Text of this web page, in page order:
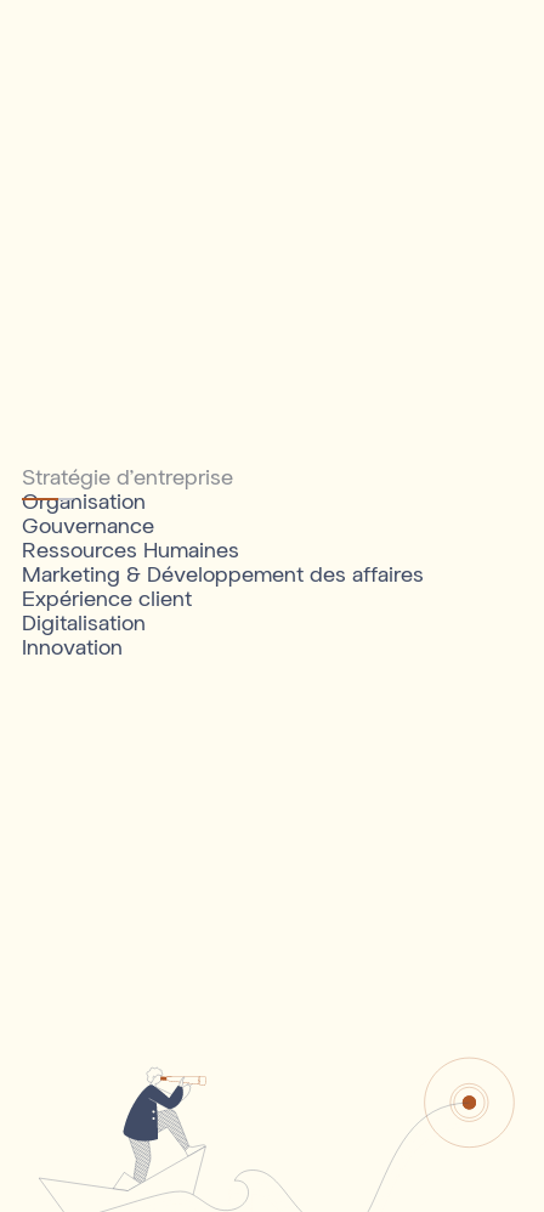
Stratégie d'entreprise
Organisation
Gouvernance
Ressources Humaines
Marketing & Développement des affaires
Expérience client
Digitalisation
Innovation